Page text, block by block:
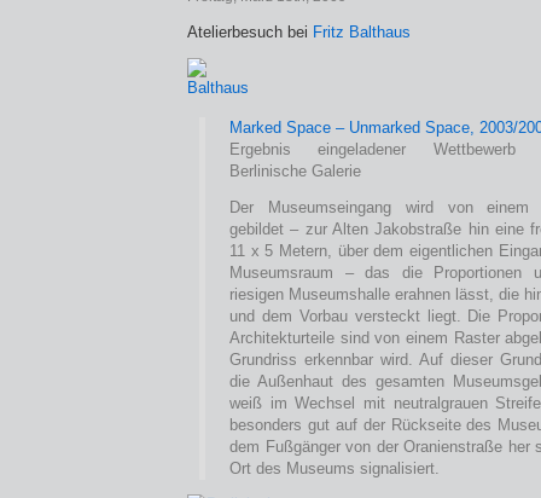
Atelierbesuch bei Fritz Balthaus
Marked Space – Unmarked Space, 2003/
Ergebnis eingeladener Wettbewerb
Berlinische Galerie
Der Museumseingang wird von einem
gebildet – zur Alten Jakobstraße hin eine
11 x 5 Metern, über dem eigentlichen
Museumsraum – das die Proportionen
riesigen Museumshalle erahnen lässt, die
und dem Vorbau versteckt liegt. Die
Architekturteile sind von einem Raster
Grundriss erkennbar wird. Auf dieser
die Außenhaut des gesamten
weiß im Wechsel mit neutralgrauen
besonders gut auf der Rückseite des
dem Fußgänger von der Oranienstraße her
Ort des Museums signalisiert.